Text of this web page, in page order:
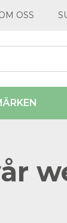
OSS